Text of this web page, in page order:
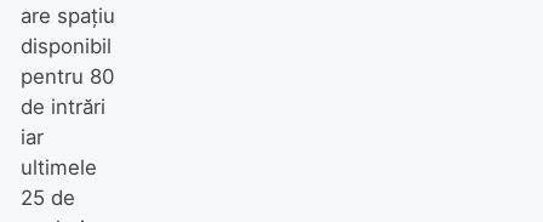
are spaţiu
disponibil
pentru 80
de intrări
iar
ultimele
25 de